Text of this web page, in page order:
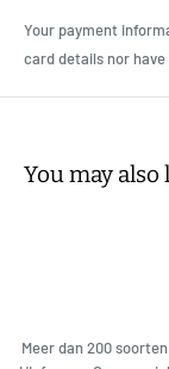
gemaakt met alle
zoetstoffen,
chai.
ster anijs,
infecties,
antibacterieel en is
Your payment
card details nor
You may also
Meer dan 200